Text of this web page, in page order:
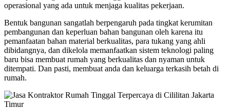
operasional yang ada untuk menjaga kualitas pekerjaan.
Bentuk bangunan sangatlah berpengaruh pada tingkat kerumitan
pembangunan dan keperluan bahan bangunan oleh karena itu
pemanfaatan bahan material berkualitas, para tukang yang ahli
dibidangnya, dan dikelola memanfaatkan sistem teknologi paling
baru bisa membuat rumah yang berkualitas dan nyaman untuk
ditempati. Dan pasti, membuat anda dan keluarga terkasih betah di
rumah.